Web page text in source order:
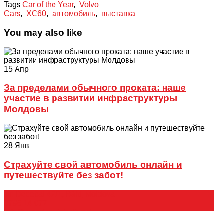
Tags Car of the Year, Volvo
Cars, XC60, автомобиль, выставка
You may also like
15 Апр
За пределами обычного проката: наше
участие в развитии инфраструктуры
Молдовы
28 Янв
Страхуйте свой автомобиль онлайн и
путешествуйте без забот!